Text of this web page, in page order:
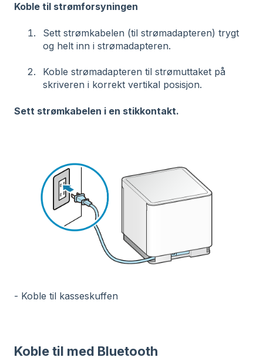
Koble til strømforsyningen
Sett strømkabelen (til strømadapteren) trygt
og helt inn i strømadapteren.
Koble strømadapteren til strømuttaket på
skriveren i korrekt vertikal posisjon.
Sett strømkabelen i en stikkontakt.
- Koble til kasseskuffen
Koble til med Bluetooth